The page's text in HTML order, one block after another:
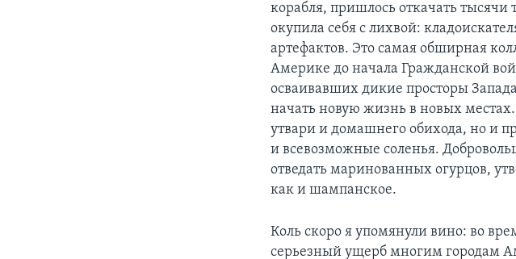
корабля, пришлось откачать тысячи
окупила себя с лихвой:
артефактов. Это самая обширная
Америке до начала Гражданской
осваивавших дикие просторы
начать новую жизнь в новых
утвари и домашнего обихода, но и
и всевозможные соленья.
отведать маринованных огурцов,
как и шампанское.
Коль скоро я упомянули вино: во
серьезный ущерб многим городам